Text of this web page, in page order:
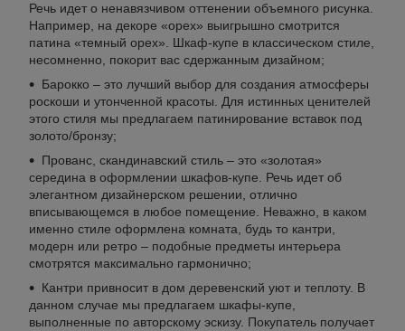
Речь идет о ненавязчивом оттенении объемного рисунка.
Например, на декоре «орех» выигрышно смотрится
патина «темный орех». Шкаф-купе в классическом стиле,
несомненно, покорит вас сдержанным дизайном;
Барокко – это лучший выбор для создания атмосферы
роскоши и утонченной красоты. Для истинных ценителей
этого стиля мы предлагаем патинирование вставок под
золото/бронзу;
Прованс, скандинавский стиль – это «золотая»
середина в оформлении шкафов-купе. Речь идет об
элегантном дизайнерском решении, отлично
вписывающемся в любое помещение. Неважно, в каком
именно стиле оформлена комната, будь то кантри,
модерн или ретро – подобные предметы интерьера
смотрятся максимально гармонично;
Кантри привносит в дом деревенский уют и теплоту. В
данном случае мы предлагаем шкафы-купе,
выполненные по авторскому эскизу. Покупатель получает